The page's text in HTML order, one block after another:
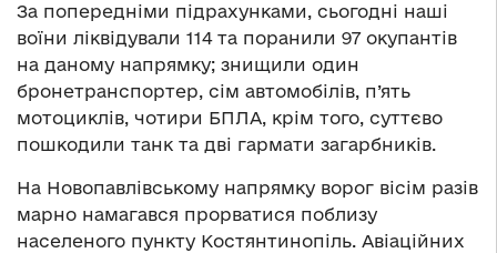
За попередніми підрахунками, сьогодні наші
воїни ліквідували 114 та поранили 97 окупантів
на даному напрямку; знищили один
бронетранспортер, сім автомобілів, п’ять
мотоциклів, чотири БПЛА, крім того, суттєво
пошкодили танк та дві гармати загарбників.
На Новопавлівському напрямку ворог вісім разів
марно намагався прорватися поблизу
населеного пункту Костянтинопіль. Авіаційних